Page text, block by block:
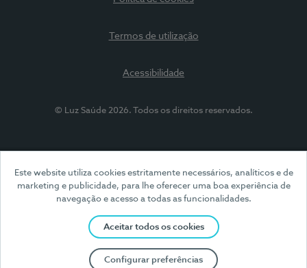
Este website utiliza cookies estritamente necessários, analíticos e de
marketing e publicidade, para lhe oferecer uma boa experiência de
navegação e acesso a todas as funcionalidades.
Aceitar todos os cookies
Configurar preferências
Termos de utilização
Acessibilidade
© Luz Saúde 2026. Todos os direitos reservados.